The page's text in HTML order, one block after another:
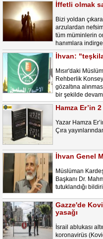
İffetli olmak
Bizi yoldan
arzulardan
tüm müminlerin
hanımlara
İhvan:
Mısır'daki
Rehberlik
gözaltına
bir şekilde
Hamza Er’in
Yazar Hamza
Çıra
İhvan Genel
Müslüman
Başkanı Dr.
tutuklandığı
Gazze'de
yasağı
İsrail ablukası
koronavirüs